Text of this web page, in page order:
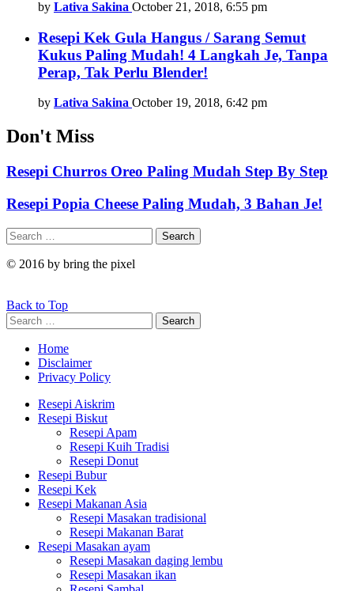
by Lativa Sakina October 21, 2018, 6:55 pm
Resepi Kek Gula Hangus / Sarang Semut
Kukus Paling Mudah! 4 Langkah Je, Tanpa
Perap, Tak Perlu Blender!
by Lativa Sakina October 19, 2018, 6:42 pm
Don't Miss
Resepi Churros Oreo Paling Mudah Step By Step
Resepi Popia Cheese Paling Mudah, 3 Bahan Je!
Search
for:
Search
© 2016 by bring the pixel
Back to Top
Search
for:
Search
Home
Disclaimer
Privacy Policy
Resepi Aiskrim
Resepi Biskut
Resepi Apam
Resepi Kuih Tradisi
Resepi Donut
Resepi Bubur
Resepi Kek
Resepi Makanan Asia
Resepi Masakan tradisional
Resepi Makanan Barat
Resepi Masakan ayam
Resepi Masakan daging lembu
Resepi Masakan ikan